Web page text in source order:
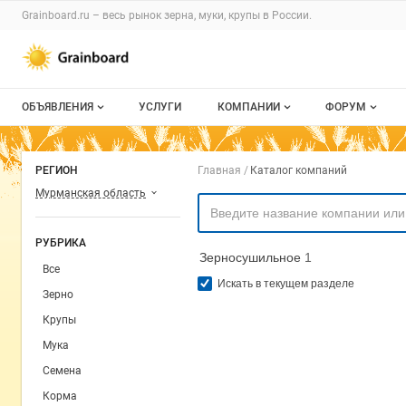
Раздел навигации по сайту grainboard.ru
Grainboard.ru – весь рынок зерна, муки, крупы в России.
Авторизация и меню пользователя
Навигация по разделам сайта grainboard.ru
ОБЪЯВЛЕНИЯ
Все объявления
Мои объявления
УСЛУГИ КОМПАНИИ
О каталоге компаний
Моя компания
Платное размещение
ФОРУМ
Все темы
РЕГИОН
Мурманская область
РУБРИКА
Все
Зерно
Крупы
Мука
Семена
Корма
Навигация по
Главная Каталог компаний
Зерносушильное 1
Искать в текущем разделе